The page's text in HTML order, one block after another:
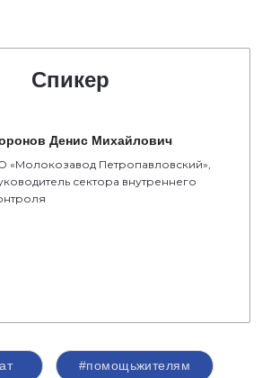
Спикер
Денис Михайлович
«Молокозавод Петропавловский»,
сектора внутреннего
#помощьжителям